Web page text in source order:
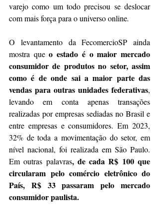
varejo como um todo precisou se deslocar
com mais força para o universo online.
O levantamento da FecomercioSP ainda
mostra que o estado é o maior mercado
consumidor de produtos no setor, assim
como é de onde sai a maior parte das
vendas para outras unidades federativas,
levando em conta apenas transações
realizadas por empresas sediadas no Brasil e
entre empresas e consumidores. Em 2023,
32% de toda a movimentação do setor, em
nível nacional, foi realizada em São Paulo.
Em outras palavras, de cada R$ 100 que
circularam pelo comércio eletrônico do
País, R$ 33 passaram pelo mercado
consumidor paulista.